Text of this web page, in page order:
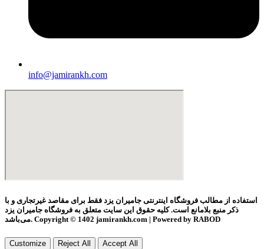
info@jamirankh.com
استفاده از مطالب فروشگاه اینترنتی جامیران یزد فقط برای مقاصد غیرتجاری و با
ذکر منبع بلامانع است. کلیه حقوق این سایت متعلق به فروشگاه جامیران یزد
می‌باشد. Copyright © 1402 jamirankh.com | Powered by RABOD
Customize Reject All Accept All